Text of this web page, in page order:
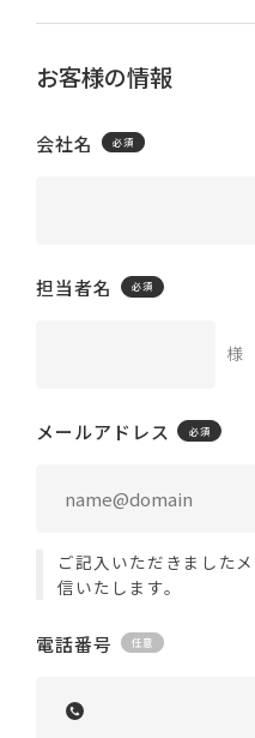
お客様の情報
会社名
担当者名
様
メールアドレス
ご記入いただきました
信いたします。
電話番号